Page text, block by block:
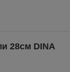
28см DINA